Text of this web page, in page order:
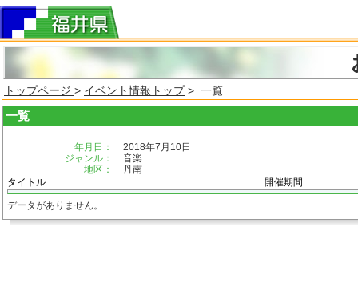
トップページ > イベント情報トップ> 一覧
一覧
年月日：
2018年7月10日
ジャンル：
音楽
地区：
丹南
タイトル
開催期間
データがありません。